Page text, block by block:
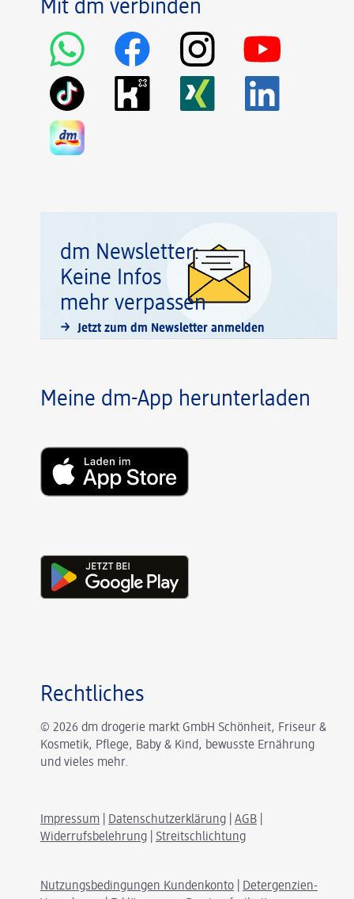
Mit dm verbinden
dm Newsletter:
Keine Infos
mehr verpassen
Jetzt zum dm Newsletter anmelden
Meine dm-App herunterladen
Rechtliches
© 2026 dm drogerie markt GmbH Schönheit, Friseur &
Kosmetik, Pflege, Baby & Kind, bewusste Ernährung
und vieles mehr.
Impressum Datenschutzerklärung AGB
Widerrufsbelehrung
Streitschlichtung
Nutzungsbedingungen Kundenkonto
Detergenzien-